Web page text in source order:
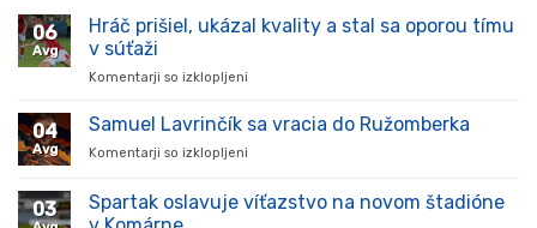
06
Avg
Hráč prišiel, ukázal kvality a stal sa oporou tímu
v súťaži
Komentarji so izklopljeni
prišiel,
stal
04
Avg
Samuel Lavrinčík sa vracia do Ružomberka
Komentarji so izklopljeni
Lavrinčík
03
Spartak oslavuje víťazstvo na novom štadióne